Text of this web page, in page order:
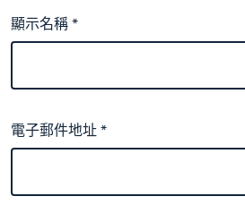
顯示名稱*
電子郵件地址*